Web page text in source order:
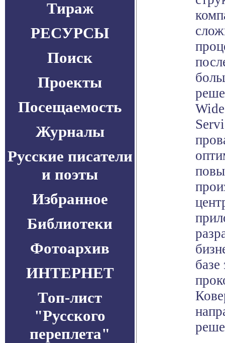
Тираж
РЕСУРСЫ
Поиск
Проекты
Посещаемость
Журналы
Русские писатели
и поэты
Избранное
Библиотеки
Фотоархив
ИНТЕРНЕТ
Топ-лист
"Русского
переплета"